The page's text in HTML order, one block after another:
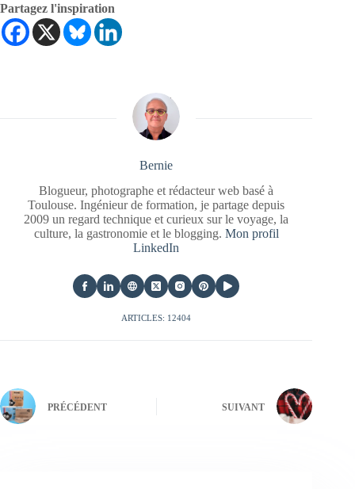
Partagez l'inspiration
Bernie
Blogueur, photographe et rédacteur web basé à
Toulouse. Ingénieur de formation, je partage depuis
2009 un regard technique et curieux sur le voyage, la
culture, la gastronomie et le blogging. Mon profil
LinkedIn
ARTICLES: 12404
PRÉCÉDENT SUIVANT